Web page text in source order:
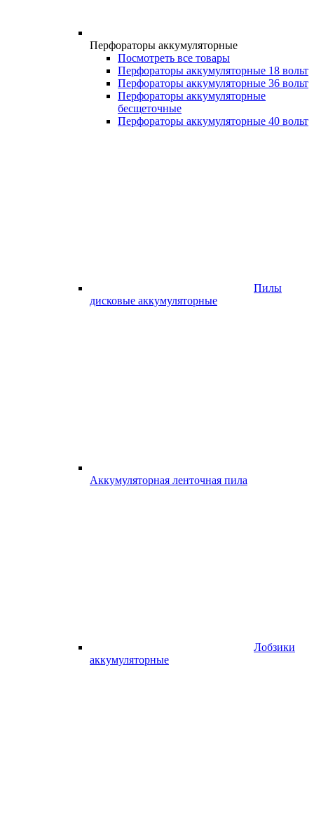
Перфораторы аккумуляторные
Посмотреть все товары
Перфораторы аккумуляторные 18 вольт
Перфораторы аккумуляторные 36 вольт
Перфораторы аккумуляторные
бесщеточные
Перфораторы аккумуляторные 40 вольт
Пилы
дисковые аккумуляторные
Аккумуляторная ленточная пила
Лобзики
аккумуляторные